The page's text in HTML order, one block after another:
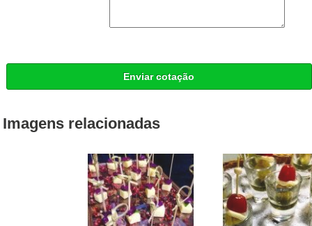
Enviar cotação
Imagens relacionadas